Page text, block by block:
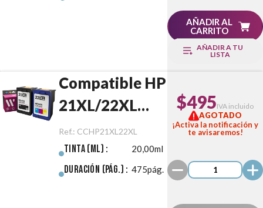
AÑADIR AL
CARRITO
AÑADIR A TU
LISTA
Compatible HP
21XL/22XL
Negro/Color
Pack
Ref.: CCHP21XL22XL
Tinta (ml) : 20,00ml
Duración (pág.) : 475pág.
$495IVA incluido
AGOTADO
¡Activa la notificación y
te avisaremos!